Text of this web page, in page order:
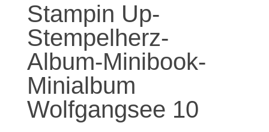
Stampin Up-
Stempelherz-
Album-Minibook-
Minialbum
Wolfgangsee 10